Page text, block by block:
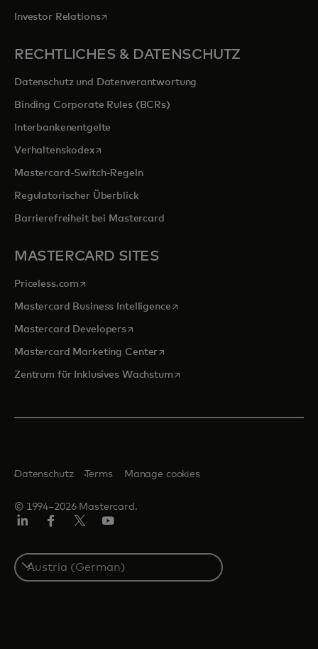
Investor Relationswird in einer neuen Registerkarte geöffnet
RECHTLICHES & DATENSCHUTZ
Datenschutz und Datenverantwortung
Binding Corporate Rules (BCRs)
Interbankenentgelte
Verhaltenskodexwird in einer neuen Registerkarte geöffnet
Mastercard-Switch-Regeln
Regulatorischer Überblick
Barrierefreiheit bei Mastercard
MASTERCARD SITES
Priceless.com wird in einer neuen Registerkarte geöffnet
Mastercard Business Intelligencewird in einer neuen
Mastercard Developerswird in einer neuen Registerkarte
Mastercard Marketing Centerwird in einer neuen
Zentrum für Inklusives Wachstumwird in einer neuen
© 1994–2026 Mastercard.
Datenschutz Terms Manage cookies
Select
a
country